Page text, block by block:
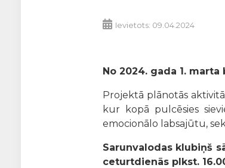
Ievietots: 09.04.2024
No 2024. gada 1.
Projektā plānotās
kur kopā pulcēsies
emocionālo labsajūtu,
Sarunvalodas klubiņš
ceturtdienās plkst.